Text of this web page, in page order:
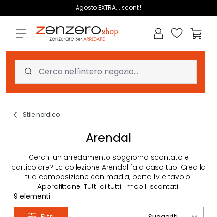
Agosto EXTRA... sconti!
Lista dei
Stile nordico
Arendal
Cerchi un arredamento soggiorno scontato e
particolare? La collezione Arendal fa a caso tuo. Crea la
tua composizione con madia, porta tv e tavolo.
Approfittane! Tutti di tutti i mobili scontati.
9 elementi